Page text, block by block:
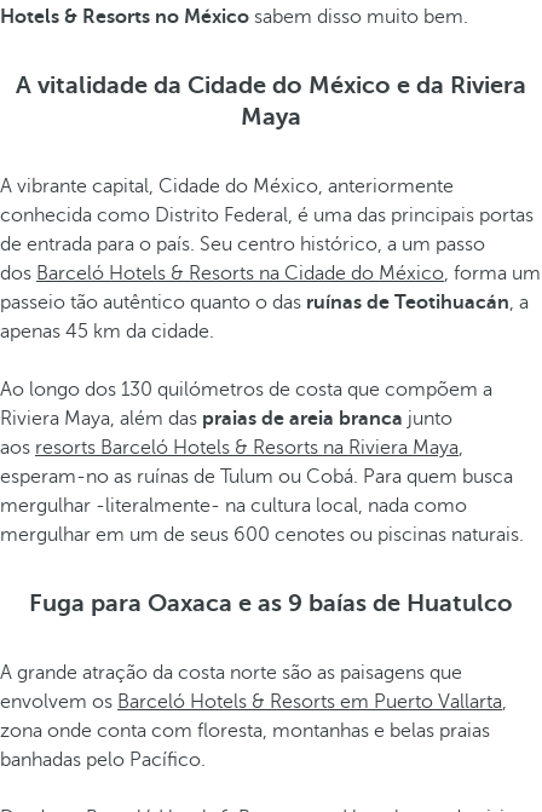
Hotels & Resorts no México sabem disso muito bem.
A vitalidade da Cidade do México e da Riviera
Maya
A vibrante capital, Cidade do México, anteriormente
conhecida como Distrito Federal, é uma das principais portas
de entrada para o país. Seu centro histórico, a um passo
dos Barceló Hotels & Resorts na Cidade do México, forma um
passeio tão autêntico quanto o das ruínas de Teotihuacán, a
apenas 45 km da cidade.
Ao longo dos 130 quilómetros de costa que compõem a
Riviera Maya, além das praias de areia branca junto
aos resorts Barceló Hotels & Resorts na Riviera Maya,
esperam-no as ruínas de Tulum ou Cobá. Para quem busca
mergulhar -literalmente- na cultura local, nada como
mergulhar em um de seus 600 cenotes ou piscinas naturais.
Fuga para Oaxaca e as 9 baías de Huatulco
A grande atração da costa norte são as paisagens que
envolvem os Barceló Hotels & Resorts em Puerto Vallarta,
zona onde conta com floresta, montanhas e belas praias
banhadas pelo Pacífico.